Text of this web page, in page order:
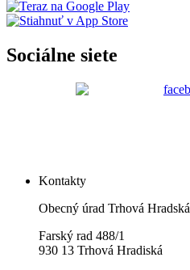
Sociálne siete
Kontakty
Obecný úrad Trhová Hradská
Farský rad 488/1
930 13 Trhová Hradiská